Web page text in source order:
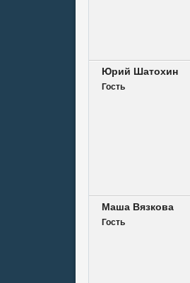
Юрий Шатохин
Гость
Маша Вязкова
Гость